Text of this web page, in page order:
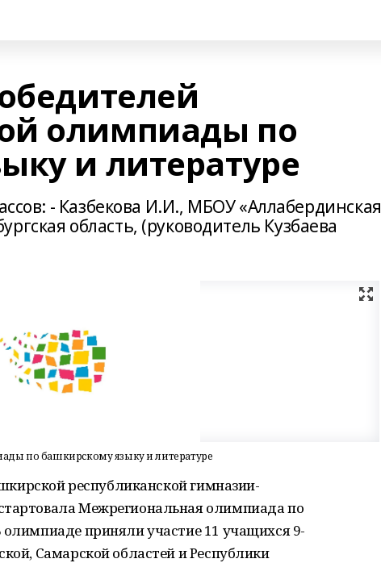
олимпиады по
и литературе
- Казбекова И.И., МБОУ «Аллабердинская
область, (руководитель Кузбаева
по башкирскому языку и литературе
республиканской гимназии-
Межрегиональная олимпиада по
приняли участие 11 учащихся 9-
Самарской областей и Республики